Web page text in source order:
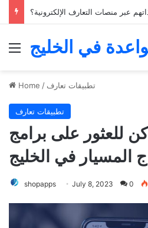
Menu
في الخليج
Home / تطبيقات تعارف
تطبيقات تعارف
للعثور على برامج
المسيار في الخليج
shopapps July 8, 2023 0